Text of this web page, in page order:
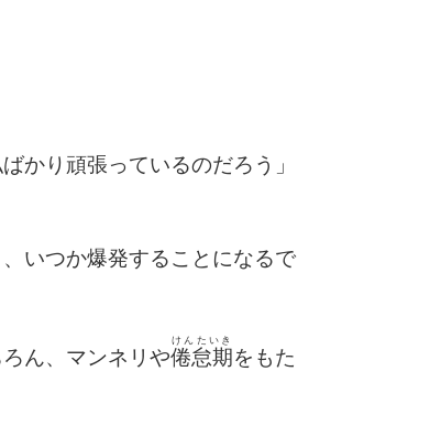
かり頑張っているのだろう」
いつか爆発することになるで
ん、マンネリや倦怠期
けんたいき
をもた